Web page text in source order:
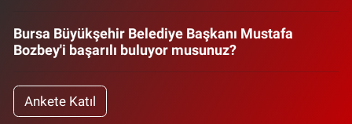
Bursa Büyükşehir Belediye Başkanı Mustafa
Bozbey'i başarılı buluyor musunuz?
Ankete Katıl